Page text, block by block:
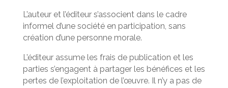
L’auteur et l’éditeur s’associent dans le cadre
informel d’une société en participation, sans
création d’une personne morale.
L’éditeur assume les frais de publication et les
parties s’engagent à partager les bénéfices et les
pertes de l’exploitation de l’œuvre. Il n’y a pas de